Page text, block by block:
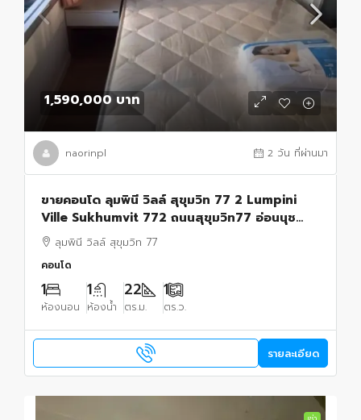
1,590,000 บาท
naorinpl 2 วัน ที่ผ่านมา
ขายคอนโด ลุมพินี วิลล์ สุขุมวิท 77 2 Lumpini
Ville Sukhumvit 772 ถนนสุขุมวิท77 อ่อนนุช
***ขายพร้อมคนเช่า ติดอ่อนนุช พลาซ่า คอมมูนิตี้
มอลล์
ลุมพินี วิลล์ สุขุมวิท 77
คอนโด
1
ห้องนอน
1
ห้องน้ำ
22
ตร.ม.
1
ตร.ว.
รายละเอียด